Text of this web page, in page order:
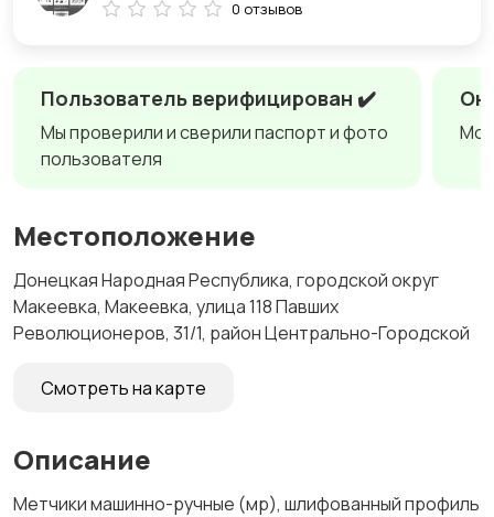
Пользователь верифицирован ✔️
Мы проверили и сверили паспорт и фото
пользователя
Местоположение
Донецкая Народная Республика, городской округ
Макеевка, Макеевка, улица 118 Павших
Революционеров, 31/1, район Центрально-Городской
Смотреть на карте
Описание
Метчики машинно-ручные (мр), шлифованный профиль
0 отзывов